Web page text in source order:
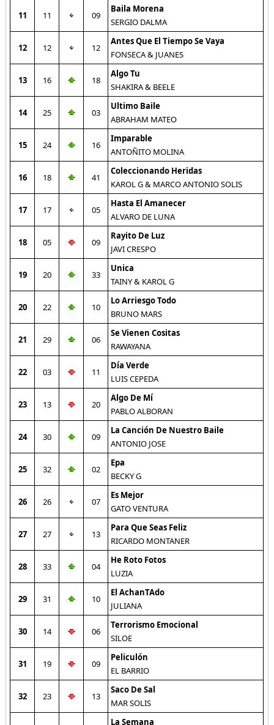
11 11 09
Baila Morena
SERGIO DALMA
12 12 12
Antes Que El Tiempo Se Vaya
FONSECA & JUANES
13 16 18
Algo Tu
SHAKIRA & BEELE
14 25 03
Ultimo Baile
ABRAHAM MATEO
15 24 16
Imparable
ANTOÑITO MOLINA
16 18 41
Coleccionando Heridas
KAROL G & MARCO ANTONIO SOLIS
17 17 05
Hasta El Amanecer
ALVARO DE LUNA
18 05 09
Rayito De Luz
JAVI CRESPO
19 20 33
Unica
TAINY & KAROL G
20 22 10
Lo Arriesgo Todo
BRUNO MARS
21 29 06
Se Vienen Cositas
RAWAYANA
22 03 11
Día Verde
LUIS CEPEDA
23 13 20
Algo De Mí
PABLO ALBORAN
24 30 09
La Canción De Nuestro Baile
ANTONIO JOSE
25 32 02
Epa
BECKY G
26 26 07
Es Mejor
GATO VENTURA
27 27 13
Para Que Seas Feliz
RICARDO MONTANER
28 33 04
He Roto Fotos
LUZIA
29 31 10
El AchanTAdo
JULIANA
30 14 06
Terrorismo Emocional
SILOE
31 19 09
Peliculón
EL BARRIO
32 23 13
Saco De Sal
MAR SOLIS
La Semana